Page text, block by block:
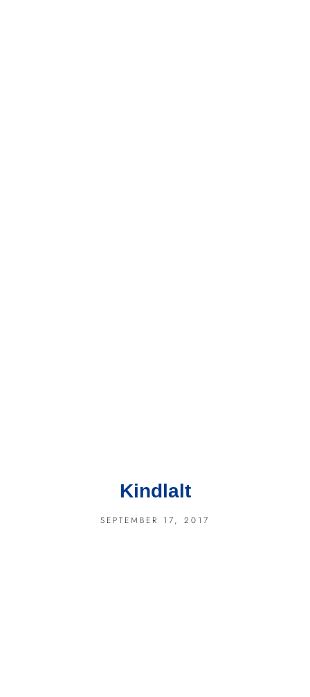
Kindlalt
SEPTEMBER 17, 2017